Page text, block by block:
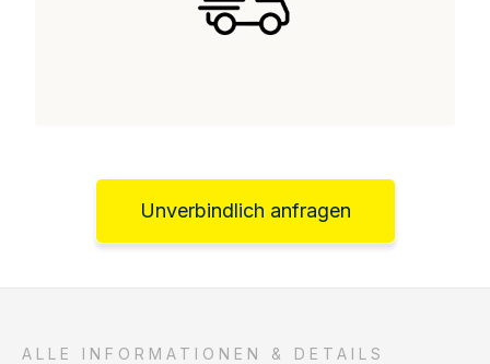
Unverbindlich anfragen
ALLE INFORMATIONEN & DETAILS